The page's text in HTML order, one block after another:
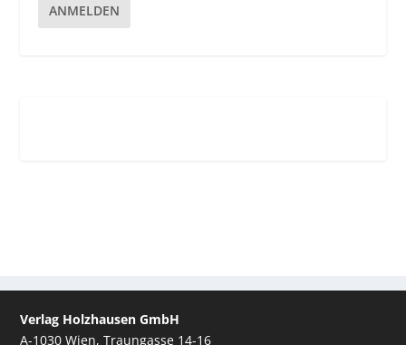
ANMELDEN
Verlag Holzhausen GmbH
A-1030 Wien, Traungasse 14-16